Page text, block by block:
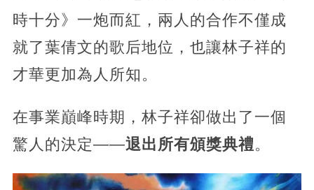
時十分》一炮而紅，兩人的合作不僅成
就了葉倩文的歌后地位，也讓林子祥的
才華更加為人所知。
在事業巔峰時期，林子祥卻做出了一個
驚人的決定——退出所有頒獎典禮。